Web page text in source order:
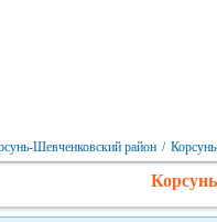
Шевченковский район /